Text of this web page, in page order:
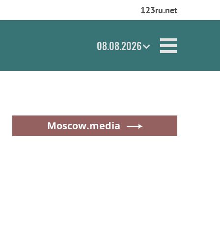
123ru.net
08.08.2026
Moscow.media